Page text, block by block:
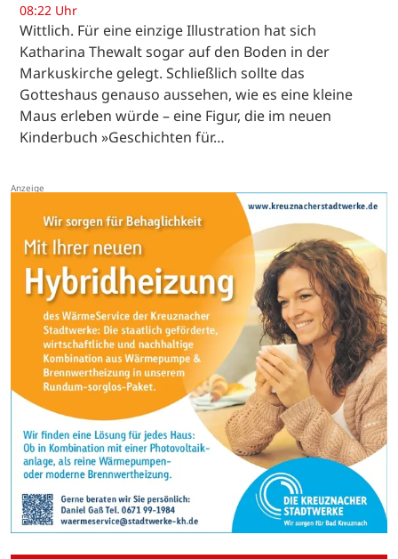
08:22 Uhr
Wittlich. Für eine einzige Illustration hat sich
Katharina Thewalt sogar auf den Boden in der
Markuskirche gelegt. Schließlich sollte das
Gotteshaus genauso aussehen, wie es eine kleine
Maus erleben würde – eine Figur, die im neuen
Kinderbuch »Geschichten für…